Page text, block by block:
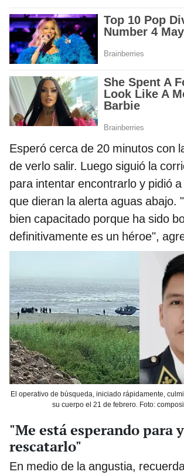
Esperó cerca de 20 minutos con
de verlo salir. Luego siguió la
para intentar encontrarlo y pidió
que dieran la alerta aguas abajo.
bien capacitado porque ha sido
definitivamente es un héroe",
El operativo de búsqueda, iniciado rápidamente,
su cuerpo el 21 de febrero. Foto:
"Me está esperando para
rescatarlo"
En medio de la angustia,